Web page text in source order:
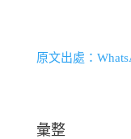
原文出處：
彙整